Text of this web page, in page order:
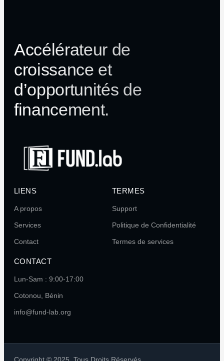
Accélérateur de
croissance et
d’opportunités de
financement.
LIENS
A propos
Services
Contact
TERMES
Support
Politique de Confidentialité
Termes de services
CONTACT
Lun-Sam : 9:00-17:00
Cotonou, Bénin
info@fund-lab.org